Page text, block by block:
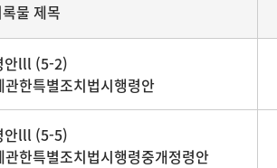
물 제목
안lll (5-2)
한특별조치법시행령안
안lll (5-5)
한특별조치법시행령중개정령안